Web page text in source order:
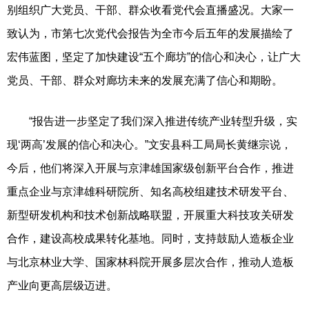
别组织广大党员、干部、群众收看党代会直播盛况。大家一
致认为，市第七次党代会报告为全市今后五年的发展描绘了
宏伟蓝图，坚定了加快建设“五个廊坊”的信心和决心，让广大
党员、干部、群众对廊坊未来的发展充满了信心和期盼。
“报告进一步坚定了我们深入推进传统产业转型升级，实
现‘两高’发展的信心和决心。”文安县科工局局长黄继宗说，
今后，他们将深入开展与京津雄国家级创新平台合作，推进
重点企业与京津雄科研院所、知名高校组建技术研发平台、
新型研发机构和技术创新战略联盟，开展重大科技攻关研发
合作，建设高校成果转化基地。同时，支持鼓励人造板企业
与北京林业大学、国家林科院开展多层次合作，推动人造板
产业向更高层级迈进。